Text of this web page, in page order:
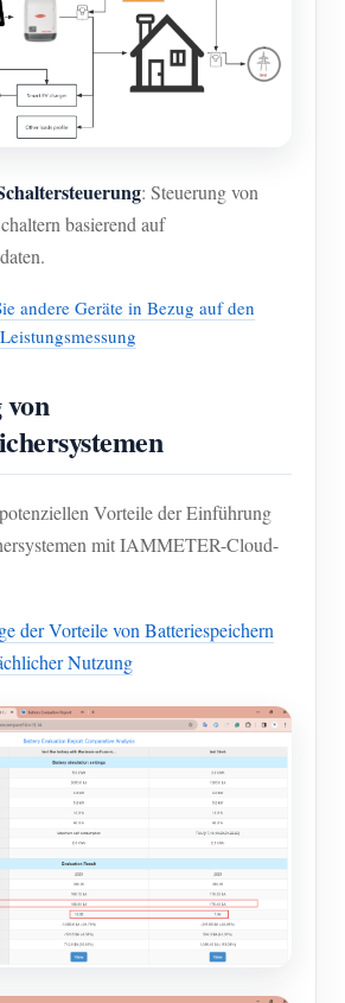
: Steuerung von
basierend auf
andere Geräte in Bezug auf den
Vorteile der Einführung
mit IAMMETER-Cloud-
der Vorteile von Batteriespeichern
Nutzung